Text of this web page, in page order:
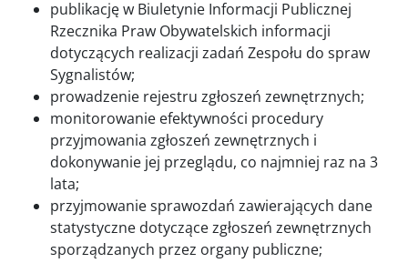
publikację w Biuletynie Informacji Publicznej
Rzecznika Praw Obywatelskich informacji
dotyczących realizacji zadań Zespołu do spraw
Sygnalistów;
prowadzenie rejestru zgłoszeń zewnętrznych;
monitorowanie efektywności procedury
przyjmowania zgłoszeń zewnętrznych i
dokonywanie jej przeglądu, co najmniej raz na 3
lata;
przyjmowanie sprawozdań zawierających dane
statystyczne dotyczące zgłoszeń zewnętrznych
sporządzanych przez organy publiczne;